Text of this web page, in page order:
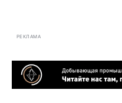
РЕКЛАМА